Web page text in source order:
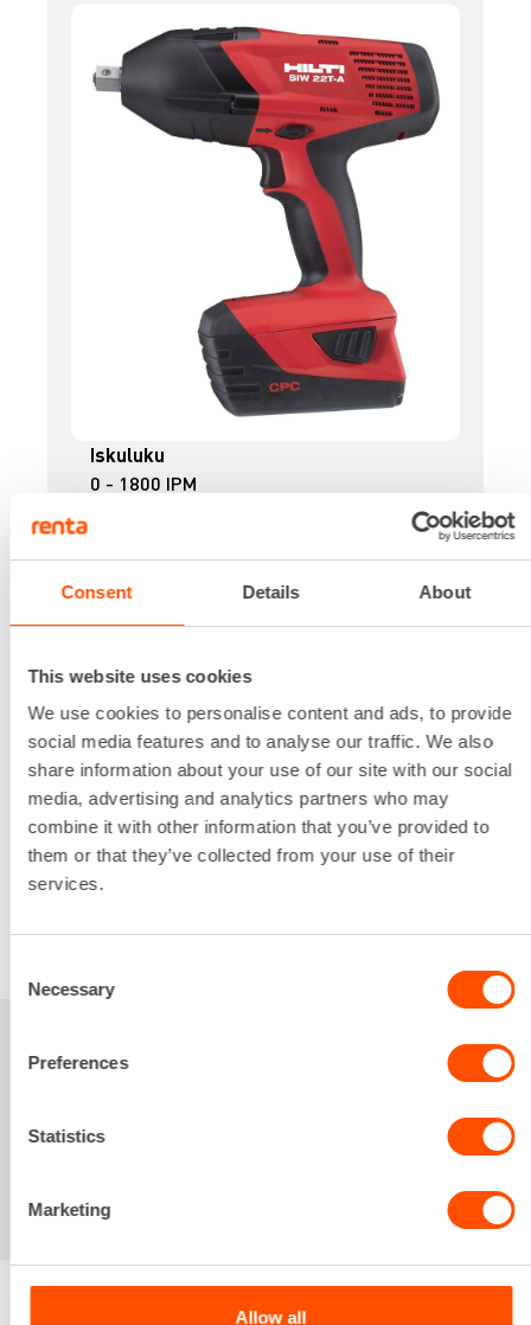
Consent Details About
This website uses cookies
We use cookies to personalise content and ads, to provide
social media features and to analyse our traffic. We also
share information about your use of our site with our social
media, advertising and analytics partners who may
combine it with other information that you’ve provided to
them or that they’ve collected from your use of their
services.
Selection
Necessary
Preferences
Statistics
Marketing
Allow all
Iskuluku
0 - 1800 IPM
Kierrosluku
0 - 1800 RPM
Paino akulla
Vääntövoima
1000 Nm
Lataa lisää
Ensimmäinen pv 16,54 €/ pv
Seuraavat pv ? 13,23 €/ pv
Kuukausi 197,35 €/ kk
VUOKRAA
Sinua saattaisi
kiinnostaa myös